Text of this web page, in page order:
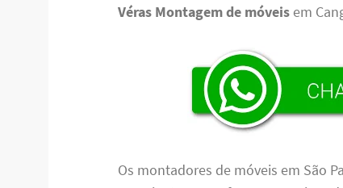
Véras Montagem de móveis em
Os montadores de móveis em São